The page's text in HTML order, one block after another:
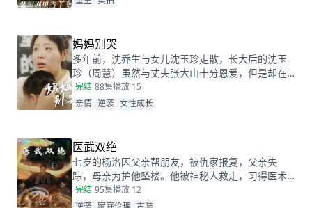
妈妈别哭
多年前，沈乔生与女儿沈玉珍走散，长大后的沈玉
珍（周慧）虽然与丈夫张大山十分恩爱，但是却在
婆家受尽欺负。因为女儿治病的钱被婆婆抢走，丈
夫为了赚快钱意外“死亡”，周慧肚子里的二胎也因为
叔子一家正在谋算着将丈夫的高额抚恤金据为己
有，而此时的沈乔生也匆匆赶到......
完结 88集播放 15
亲情 逆袭 女性成长
医武双绝
七岁的杨洛因父亲帮朋友，被仇家报复，父亲失
踪，母亲为护他坠楼。他被神秘人救走，习得医术
和功法。二十年后下山寻父，救下被跟踪的苏轻眉
和她小姨，又因柳家女儿当日结婚退了婚约，被苏
完结 95集播放 12